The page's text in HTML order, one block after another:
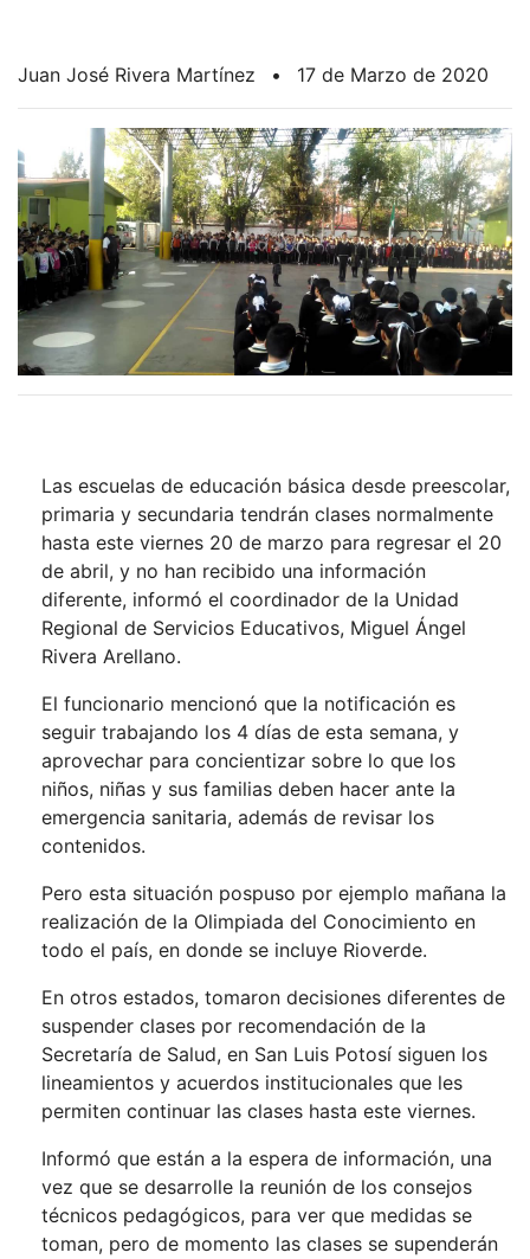
Juan José Rivera Martínez • 17 de Marzo de 2020
Las escuelas de educación básica desde preescolar,
primaria y secundaria tendrán clases normalmente
hasta este viernes 20 de marzo para regresar el 20
de abril, y no han recibido una información
diferente, informó el coordinador de la Unidad
Regional de Servicios Educativos, Miguel Ángel
Rivera Arellano.
El funcionario mencionó que la notificación es
seguir trabajando los 4 días de esta semana, y
aprovechar para concientizar sobre lo que los
niños, niñas y sus familias deben hacer ante la
emergencia sanitaria, además de revisar los
contenidos.
Pero esta situación pospuso por ejemplo mañana la
realización de la Olimpiada del Conocimiento en
todo el país, en donde se incluye Rioverde.
En otros estados, tomaron decisiones diferentes de
suspender clases por recomendación de la
Secretaría de Salud, en San Luis Potosí siguen los
lineamientos y acuerdos institucionales que les
permiten continuar las clases hasta este viernes.
Informó que están a la espera de información, una
vez que se desarrolle la reunión de los consejos
técnicos pedagógicos, para ver que medidas se
toman, pero de momento las clases se supenderán